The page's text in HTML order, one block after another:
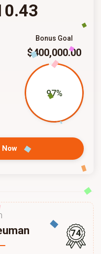
Bonus Goal
$400,000.00
97%
Now
74